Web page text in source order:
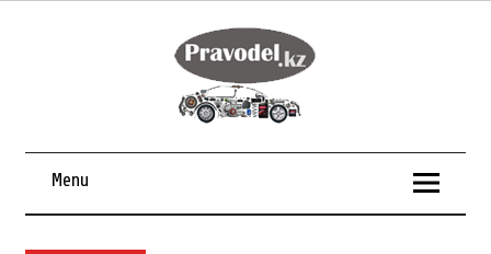
Menu